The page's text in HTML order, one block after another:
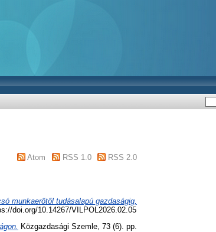
Atom RSS 1.0 RSS 2.0
munkaerőtől tudásalapú gazdaságig,
doi.org/10.14267/VILPOL2026.02.05
Közgazdasági Szemle, 73 (6). pp.